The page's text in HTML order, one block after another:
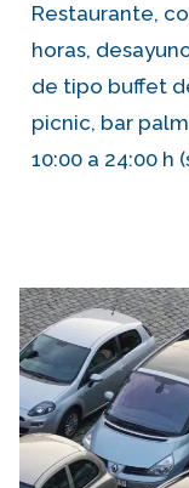
Restaurante,
horas,
de tipo buffet
picnic, bar
10:00 a 24:00 h